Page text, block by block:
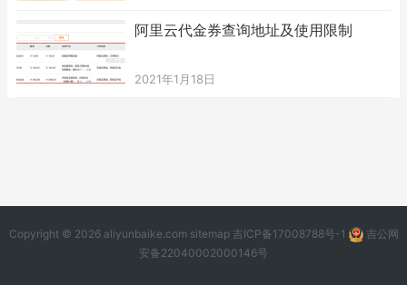
阿里云代金券查询地址及使用限制
2021年1月18日
Copyright © 2026 aliyunbaike.com sitemap 吉ICP备17008788号-1
吉公网
安备22040002000146号